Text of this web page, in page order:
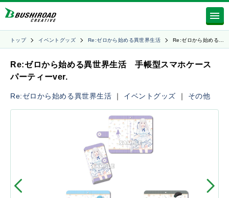
トップ イベントグッズ Re:ゼロから始める異世界生活 Re:ゼロから始める…
Re:ゼロから始める異世界生活 手帳型スマホケース
パーティーver.
Re:ゼロから始める異世界生活 ｜ イベントグッズ ｜ その他